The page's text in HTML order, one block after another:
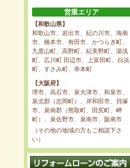
営業エリア
【和歌山県】
和歌山市、岩出市、紀の川市、海南
市、橋本市、有田市、かつらぎ町、
九度山町、高野町、紀美野町、湯浅
町、広川町 田辺市、上富田町、白浜
町、すさみ町、串本町
【大阪府】
堺市、高石市、泉大津市、和泉市、
泉北郡（忠岡町）、岸和田市、貝塚
市、泉南郡（熊取町、田尻町、岬
町）、泉佐野市、泉南市、阪南市
（その他の地域の方もご相談下さ
い）